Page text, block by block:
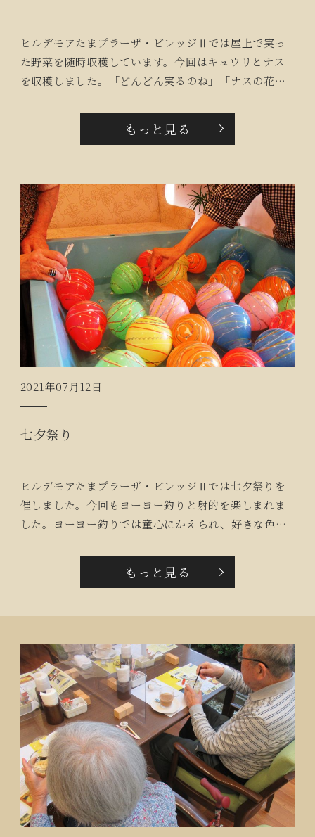
ヒルデモアたまプラーザ・ビレッジⅡでは屋上で実っ
た野菜を随時収穫しています。今回はキュウリとナス
を収穫しました。「どんどん実るのね」「ナスの花っ
リのにおいが濃いね」「おかわりください」と好評で
もっと見る
2021年07月12日
七夕祭り
ヒルデモアたまプラーザ・ビレッジⅡでは七夕祭りを
催しました。今回もヨーヨー釣りと射的を楽しまれま
した。ヨーヨー釣りでは童心にかえられ、好きな色の
ゃぎです。「孫の分もヨーヨーもらうね！」「もっと
もっと見る